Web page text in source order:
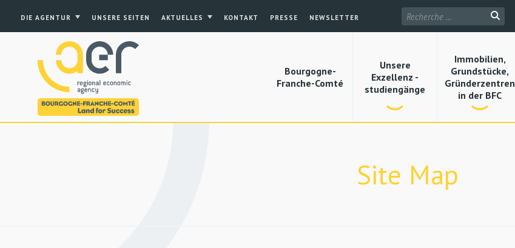
DIE AGENTUR UNSERE SEITEN AKTUELLES KONTAKT PRESSE NEWSLETTER
Bourgogne-
Franche-Comté
Unsere
Exzellenz -
studiengänge
Immobilien,
Grundstücke,
Gründerzentren
in der BFC
Site Map